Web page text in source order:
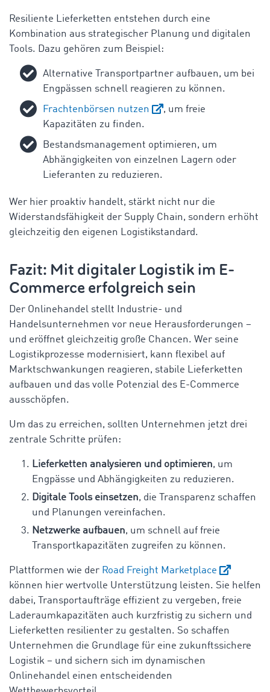
Resiliente Lieferketten entstehen durch eine
Kombination aus strategischer Planung und digitalen
Tools. Dazu gehören zum Beispiel:
Alternative Transportpartner aufbauen, um bei
Engpässen schnell reagieren zu können.
Frachtenbörsen nutzen
, um freie
Kapazitäten zu finden.
Bestandsmanagement optimieren, um
Abhängigkeiten von einzelnen Lagern oder
Lieferanten zu reduzieren.
Wer hier proaktiv handelt, stärkt nicht nur die
Widerstandsfähigkeit der Supply Chain, sondern erhöht
gleichzeitig den eigenen Logistikstandard.
Fazit: Mit digitaler Logistik im E-
Commerce erfolgreich sein
Der Onlinehandel stellt Industrie- und
Handelsunternehmen vor neue Herausforderungen –
und eröffnet gleichzeitig große Chancen. Wer seine
Logistikprozesse modernisiert, kann flexibel auf
Marktschwankungen reagieren, stabile Lieferketten
aufbauen und das volle Potenzial des E-Commerce
ausschöpfen.
Um das zu erreichen, sollten Unternehmen jetzt drei
zentrale Schritte prüfen:
Lieferketten analysieren und optimieren, um
Engpässe und Abhängigkeiten zu reduzieren.
Digitale Tools einsetzen, die Transparenz schaffen
und Planungen vereinfachen.
Netzwerke aufbauen, um schnell auf freie
Transportkapazitäten zugreifen zu können.
Plattformen wie der Road Freight Marketplace
können hier wertvolle Unterstützung leisten. Sie helfen
dabei, Transportaufträge effizient zu vergeben, freie
Laderaumkapazitäten auch kurzfristig zu sichern und
Lieferketten resilienter zu gestalten. So schaffen
Unternehmen die Grundlage für eine zukunftssichere
Logistik – und sichern sich im dynamischen
Onlinehandel einen entscheidenden